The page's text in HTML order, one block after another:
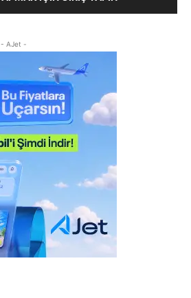
- AJet -